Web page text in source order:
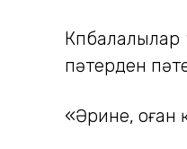
пәтерден
«Әрине, оған